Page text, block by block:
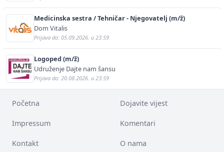
Medicinska sestra / Tehničar - Njegovatelj (m/ž)
Dom Vitalis
Prijava do: 05.09.2026. u 23:59
Logoped (m/ž)
Udruženje Dajte nam šansu
Prijava do: 20.08.2026. u 23:59
Početna Dojavite vijest
Impressum Komentari
Kontakt O nama